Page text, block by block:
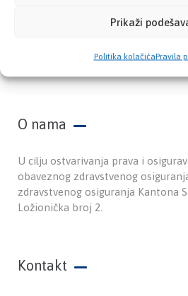
Prikaži
Politika kolačićaPravila
O nama
U cilju ostvarivanja prava i
obaveznog zdravstvenog
zdravstvenog osiguranja Kantona
Ložionička broj 2.
Kontakt